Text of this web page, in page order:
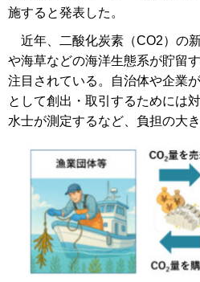
施すると発表した。
近年、二酸化炭素（CO2）の
や海草などの海洋生態系が貯留
注目されている。自治体や企業
として創出・取引するためには
水士が測定するなど、負担の大